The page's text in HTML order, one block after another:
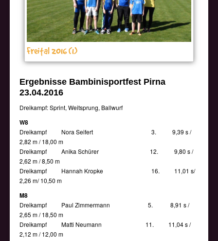
Freital 2016 (1)
Ergebnisse Bambinisportfest Pirna
23.04.2016
Dreikampf: Sprint, Weitsprung, Ballwurf
W8
Dreikampf Nora Seifert 3. 9,39 s /
2,82 m / 18,00 m
Dreikampf Anika Schürer 12. 9,80 s /
2,62 m / 8,50 m
Dreikampf Hannah Kropke 16. 11,01 s/
2,26 m/ 10,50 m
M8
Dreikampf Paul Zimmermann 5. 8,91 s /
2,65 m / 18,50 m
Dreikampf Matti Neumann 11. 11,04 s /
2,12 m / 12,00 m